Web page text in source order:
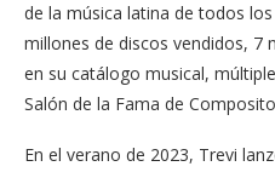
de la música latina de todos
millones de discos vendidos, 7
en su catálogo musical,
Salón de la Fama de
En el verano de 2023, Trevi